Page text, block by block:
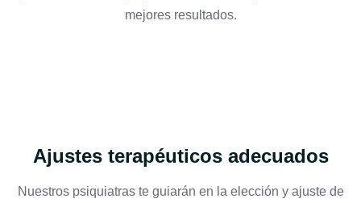
mejores resultados.
Ajustes terapéuticos adecuados
Nuestros psiquiatras te guiarán en la elección y ajuste de